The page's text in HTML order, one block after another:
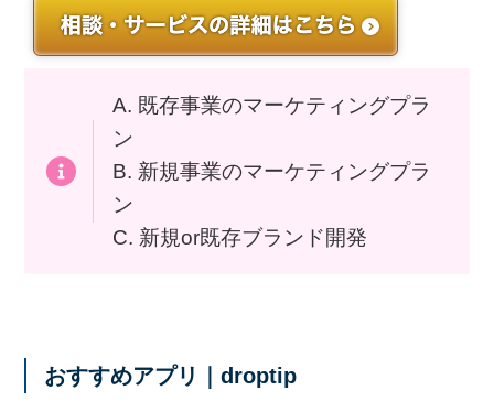
A. 既存事業のマーケティングプラ
ン
B. 新規事業のマーケティングプラ
ン
C. 新規or既存ブランド開発
おすすめアプリ｜droptip